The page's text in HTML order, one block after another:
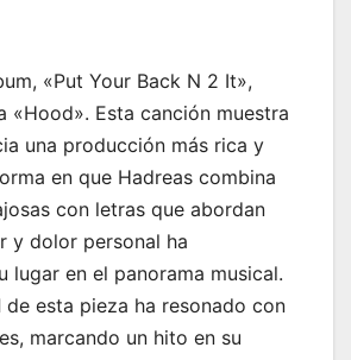
«Put Your Back N 2 It»,
«Hood». Esta canción muestra
una producción más rica y
en que Hadreas combina
con letras que abordan
y dolor personal ha
lugar en el panorama musical.
de esta pieza ha resonado con
marcando un hito en su